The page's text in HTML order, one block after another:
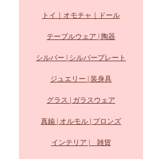
トイ｜オモチャ｜ドール
テーブルウェア | 陶器
シルバー | シルバープレート
ジュエリー | 装身具
グラス | ガラスウェア
真鍮 | オルモル | ブロンズ
インテリア | 雑貨